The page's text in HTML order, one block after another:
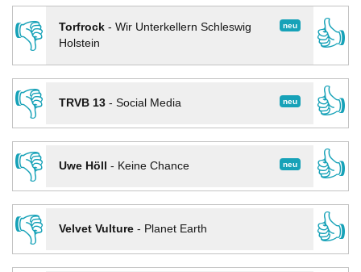
👎
neu
Torfrock- Wir Unterkellern Schleswig
Holstein
👍
👎
neu
TRVB 13- Social Media
👍
👎
neu
Uwe Höll - Keine Chance
👍
👎
Velvet Vulture- Planet Earth
👍